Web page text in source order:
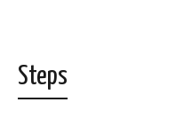
Steps